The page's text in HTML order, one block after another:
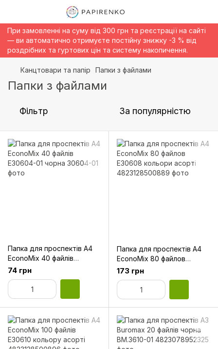
При замовленні на суму від 300 грн та реєстрації на сайті
— ви автоматично отримуєте постійну знижку -3 % від
роздрібних та гуртових цін та систему накопичення.
Канцтовари та папір Папки з файлами
Папки з файлами
Фільтр За популярністю
Папка для проспектів А4
EconoMix 40 файлів
Е30604-01 чорна
74 грн
Папка для проспектів А4
EconoMix 80 файлов
Е30608 кольори асорті
173 грн